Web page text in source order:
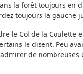
la forêt toujours en
toujours la gauche
le Col de la Coulette
le disent. Peu
de nombreuses